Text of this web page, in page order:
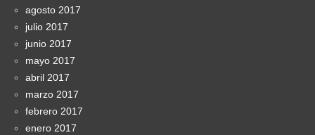
agosto 2017
julio 2017
junio 2017
mayo 2017
abril 2017
marzo 2017
febrero 2017
enero 2017